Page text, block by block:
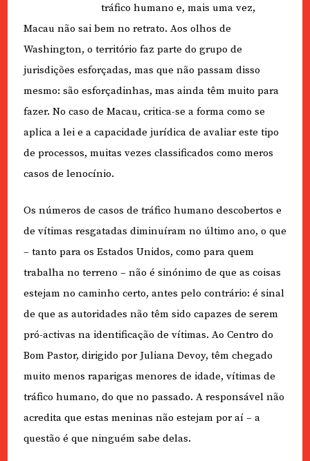
tráfico humano e, mais uma vez,
Macau não sai bem no retrato. Aos olhos de
Washington, o território faz parte do grupo de
jurisdições esforçadas, mas que não passam disso
mesmo: são esforçadinhas, mas ainda têm muito para
fazer. No caso de Macau, critica-se a forma como se
aplica a lei e a capacidade jurídica de avaliar este tipo
de processos, muitas vezes classificados como meros
casos de lenocínio.
Os números de casos de tráfico humano descobertos e
de vítimas resgatadas diminuíram no último ano, o que
– tanto para os Estados Unidos, como para quem
trabalha no terreno – não é sinónimo de que as coisas
estejam no caminho certo, antes pelo contrário: é sinal
de que as autoridades não têm sido capazes de serem
pró-activas na identificação de vítimas. Ao Centro do
Bom Pastor, dirigido por Juliana Devoy, têm chegado
muito menos raparigas menores de idade, vítimas de
tráfico humano, do que no passado. A responsável não
acredita que estas meninas não estejam por aí – a
questão é que ninguém sabe delas.